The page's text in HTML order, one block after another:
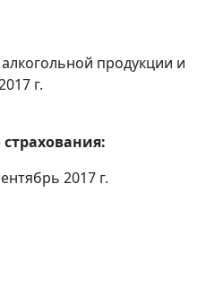
продукции и
г.
2017 г.